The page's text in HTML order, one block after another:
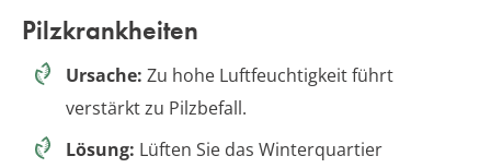
Pilzkrankheiten
Ursache: Zu hohe Luftfeuchtigkeit führt
verstärkt zu Pilzbefall.
Lösung: Lüften Sie das Winterquartier